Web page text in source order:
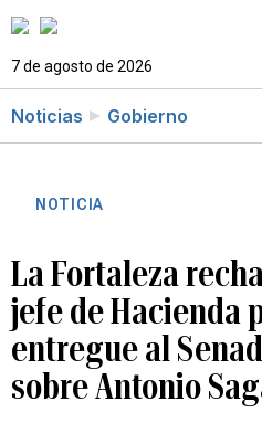
7 de agosto de 2026
Noticias Gobierno
NOTICIA
La Fortaleza
jefe de Hacienda
entregue al
sobre Antonio